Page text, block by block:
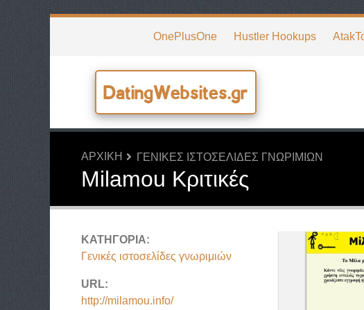
OnePlusOne Hustler Hookups
DatingWebsites.gr
ΑΡΧΙΚΉ ΓΕΝΙΚΈΣ ΙΣΤΟΣΕΛΊΔΕΣ ΓΝΩΡΙΜΙΏΝ
Milamou Κριτικές
ΚΑΤΗΓΟΡΊΑ:
Γενικές ιστοσελίδες γνωριμιών
URL:
http://milamou.info/